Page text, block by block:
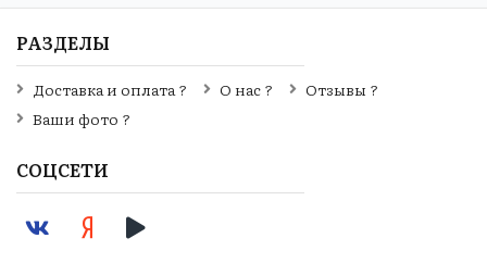
РАЗДЕЛЫ
Доставка и оплата ? О нас ?
Отзывы ?
Ваши фото ?
СОЦСЕТИ